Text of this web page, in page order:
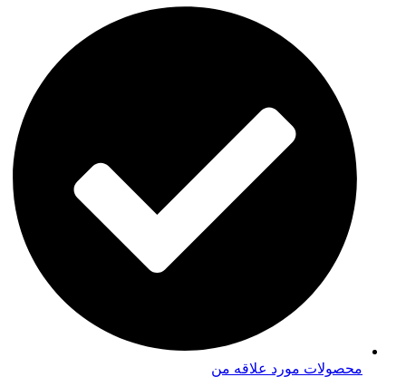
محصولات مورد علاقه من